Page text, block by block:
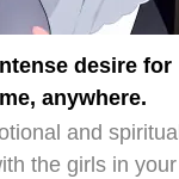
desire for
anywhere.
and spiritual
the girls in your